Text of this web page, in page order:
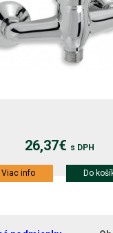
26,37€ s DPH
Viac info Do